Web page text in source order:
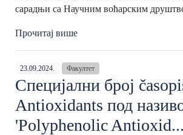
сарадњи са Научним воћарским
Прочитај више
23.09.2024. Факултет
Специјални број
Antioxidants под
'Polyphenolic Antioxid...